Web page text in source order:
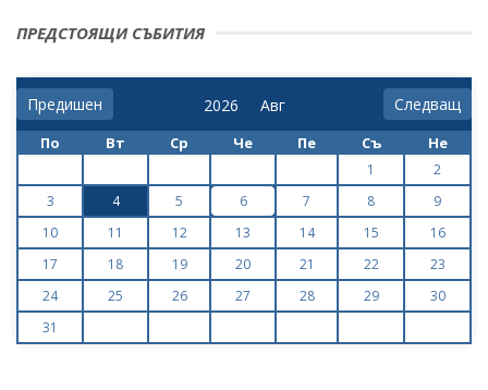
ПРЕДСТОЯЩИ СЪБИТИЯ
Предишен Следващ
По Вт Ср Че Пе Съ Не
1
2
3
4 5 6 7 8
9
10
11 12 13 14 15
16
17
18 19 20 21 22
23
24
25 26 27 28 29
30
31